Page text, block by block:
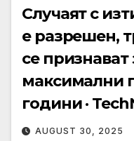
Случаят с
е разрешен,
се признават
максимални
години ·
AUGUST 30, 2025